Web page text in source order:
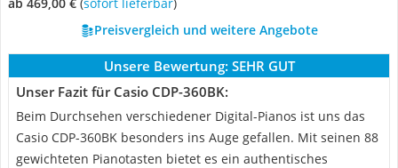
Preisvergleich und weitere Angebote
Unsere Bewertung: SEHR GUT
Unser Fazit für Casio CDP-360BK:
Beim Durchsehen verschiedener Digital-Pianos ist uns das
Casio CDP-360BK besonders ins Auge gefallen. Mit seinen 88
gewichteten Pianotasten bietet es ein authentisches